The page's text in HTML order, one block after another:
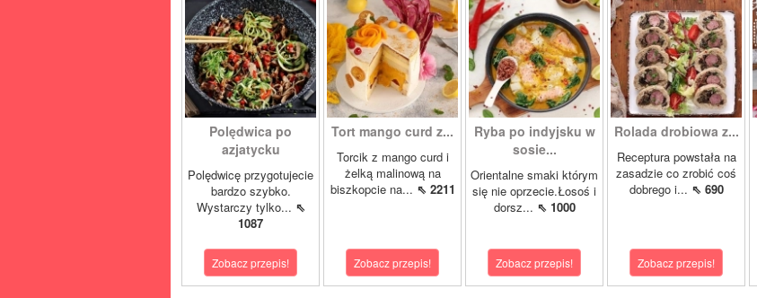
Polędwica po
azjatycku
Polędwicę przygotujecie
bardzo szybko.
Wystarczy tylko... ⇖
1087
Zobacz przepis!
Tort mango curd z...
Torcik z mango curd i
żelką malinową na
biszkopcie na... ⇖ 2211
Zobacz przepis!
Ryba po indyjsku w
sosie...
Orientalne smaki którym
się nie oprzecie.Łosoś i
dorsz... ⇖ 1000
Zobacz przepis!
Rolada drobiowa z...
Receptura powstała na
zasadzie co zrobić coś
dobrego i... ⇖ 690
Zobacz przepis!